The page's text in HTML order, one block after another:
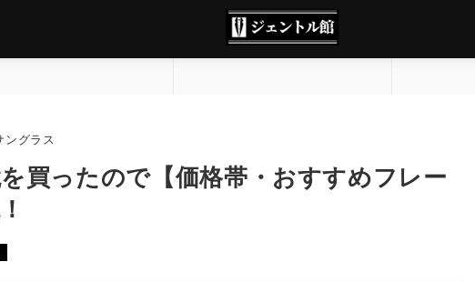
ングラス
を買ったので【価格帯・おすすめフレー